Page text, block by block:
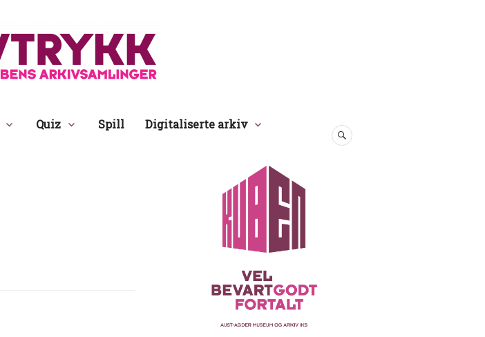
Avtrykk
Quiz Spill
Digitaliserte arkiv
SØK